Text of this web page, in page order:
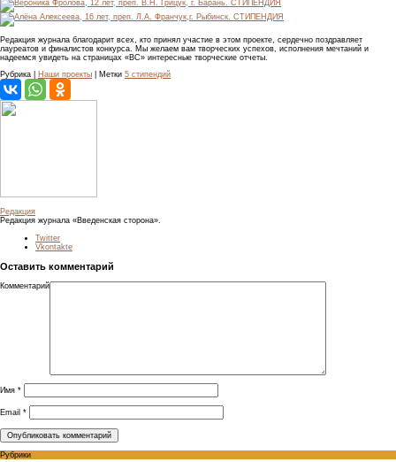
Редакция журнала благодарит всех, кто принял участие в этом проекте, сердечно поздравляет
лауреатов и финалистов конкурса. Мы желаем вам творческих успехов, исполнения мечтаний и
надеемся увидеть на страницах «ВС» интересные творческие отчеты.
Рубрика | Наши проекты | Метки 5 стипендий
Редакция
Редакция журнала «Введенская сторона».
Twitter
Vkontakte
Оставить комментарий
Комментарий
Имя *
Email *
Рубрики